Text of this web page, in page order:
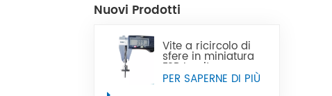
Nuovi Prodotti
Vite a ricircolo di
sfere in miniatura
FSB La vite a
ricircolo di sfere in
miniatura di
PER SAPERNE DI PIÙ